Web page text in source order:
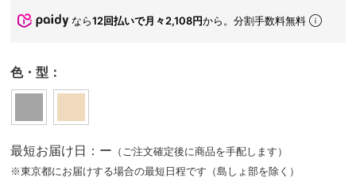
なら12回払いで月々2,108円から。分割手数料無料
色・型：
最短お届け日：ー （ご注文確定後に商品を手配します）
※東京都にお届けする場合の最短日程です（島しょ部を除く）